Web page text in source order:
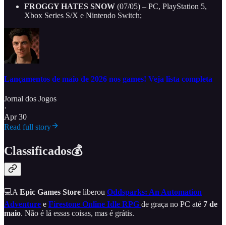
FROGGY HATES SNOW (07/05) – PC, PlayStation 5,
Xbox Series S/X e Nintendo Switch;
Lançamentos de maio de 2026 nos games! Veja lista completa
Jornal dos Jogos
·
Apr 30
Read full story
Classificados💰
💻A Epic Games Store liberou Oddsparks: An Automation
Adventure e Firestone Online Idle RPG de graça no PC até 7 de
maio. Não é lá essas coisas, mas é grátis.